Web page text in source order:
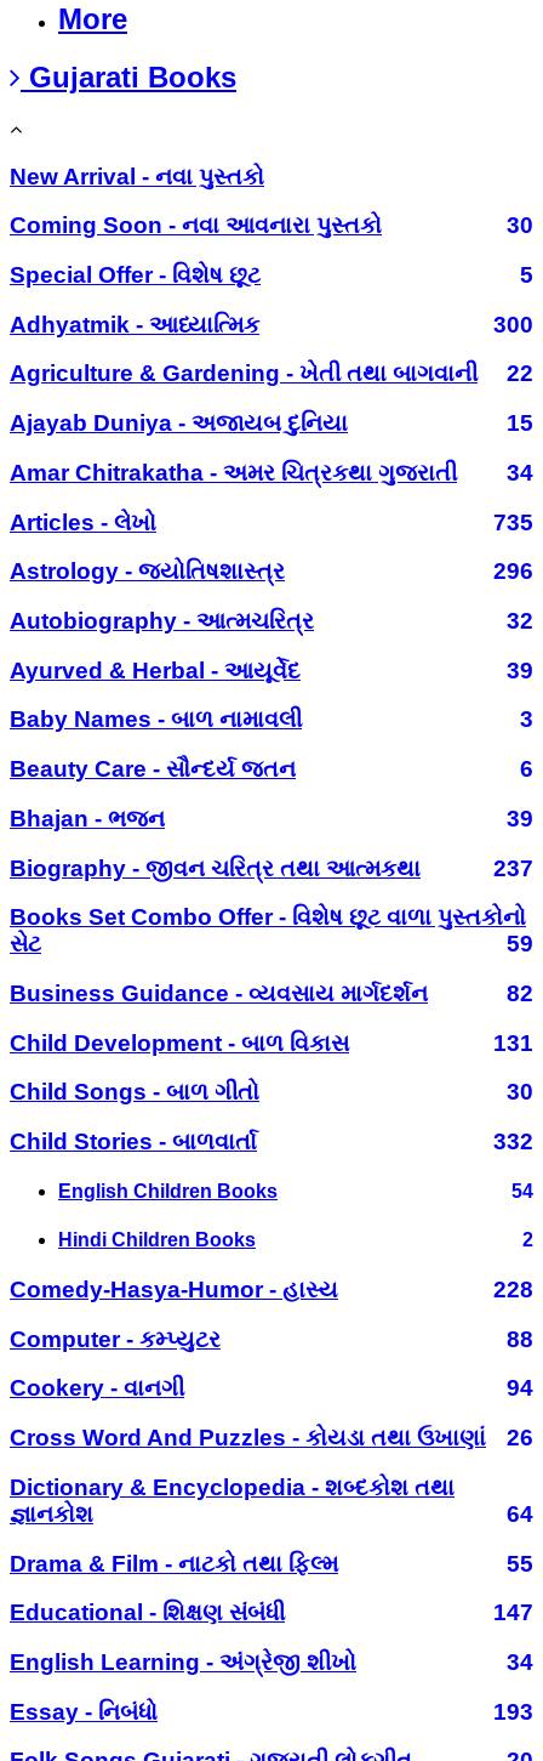
More
Gujarati Books
New Arrival - નવા પુસ્તકો
Coming Soon - નવા આવનારા પુસ્તકો
30
Special Offer - વિશેષ છૂટ
5
Adhyatmik - આધ્યાત્મિક
300
Agriculture & Gardening - ખેતી તથા બાગવાની
22
Ajayab Duniya - અજાયબ દુનિયા
15
Amar Chitrakatha - અમર ચિત્રકથા ગુજરાતી
34
Articles - લેખો
735
Astrology - જ્યોતિષશાસ્ત્ર
296
Autobiography - આત્મચરિત્ર
32
Ayurved & Herbal - આયૂર્વેદ
39
Baby Names - બાળ નામાવલી
3
Beauty Care - સૌન્દર્ય જતન
6
Bhajan - ભજન
39
Biography - જીવન ચરિત્ર તથા આત્મકથા
237
Books Set Combo Offer - વિશેષ છૂટ વાળા પુસ્તકોનો
સેટ
59
Business Guidance - વ્યવસાય માર્ગદર્શન
82
Child Development - બાળ વિકાસ
131
Child Songs - બાળ ગીતો
30
Child Stories - બાળવાર્તા
332
English Children Books 54
Hindi Children Books 2
Comedy-Hasya-Humor - હાસ્ય
228
Computer - કમ્પ્યુટર
88
Cookery - વાનગી
94
Cross Word And Puzzles - કોયડા તથા ઉખાણાં
26
Dictionary & Encyclopedia - શબ્દકોશ તથા
જ્ઞાનકોશ
64
Drama & Film - નાટકો તથા ફિલ્મ
55
Educational - શિક્ષણ સંબંધી
147
English Learning - અંગ્રેજી શીખો
34
Essay - નિબંધો
193